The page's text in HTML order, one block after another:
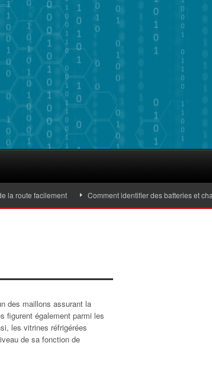
facilement Comment identifier des batteries et
des maillons assurant la
figurent également parmi les
les vitrines réfrigérées
de sa fonction de